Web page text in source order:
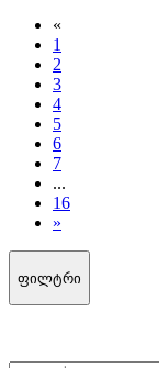
«
1
2
3
4
5
6
7
...
16
»
ფილტრი